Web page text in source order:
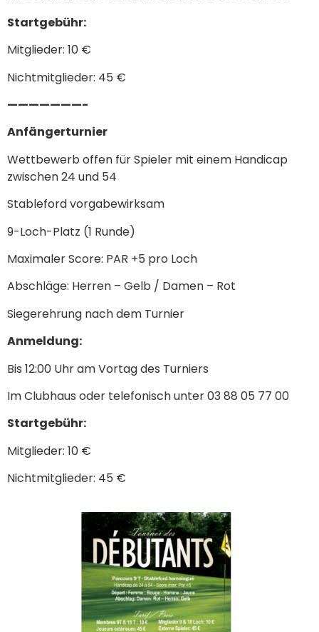
Startgebühr:
Mitglieder: 10 €
Nichtmitglieder: 45 €
———————-
Anfängerturnier
Wettbewerb offen für Spieler mit einem Handicap
zwischen 24 und 54
Stableford vorgabewirksam
9-Loch-Platz (1 Runde)
Maximaler Score: PAR +5 pro Loch
Abschläge: Herren – Gelb / Damen – Rot
Siegerehrung nach dem Turnier
Anmeldung:
Bis 12:00 Uhr am Vortag des Turniers
Im Clubhaus oder telefonisch unter 03 88 05 77 00
Startgebühr:
Mitglieder: 10 €
Nichtmitglieder: 45 €